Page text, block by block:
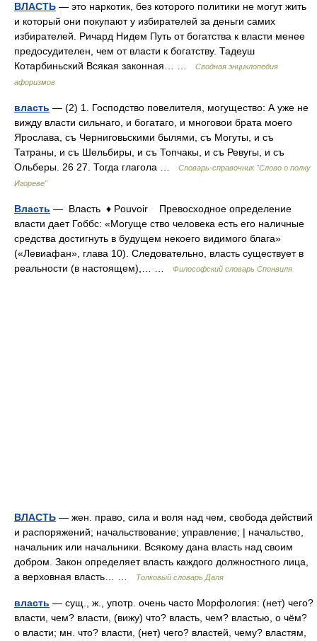
ВЛАСТЬ — это наркотик, без которого политики не могут жить
и который они покупают у избирателей за деньги самих
избирателей. Ричард Нидем Путь от богатства к власти менее
предосудителен, чем от власти к богатству. Тадеуш
Котарбиньский Всякая законная… …
Сводная энциклопедия
афоризмов
власть — (2) 1. Господство повелителя, могущество: А уже не
вижду власти сильнаго, и богатаго, и многовои брата моего
Ярослава, съ Черниговьскими былями, съ Могуты, и съ
Татраны, и съ Шельбиры, и съ Топчакы, и съ Ревугы, и съ
Ольберы. 26 27. Тогда глагола …
Словарь-справочник "Слово о полку
Игореве"
Власть — Власть ♦ Pouvoir Превосходное определение
власти дает Гоббс: «Могуще ство человека есть его наличные
средства достигнуть в будущем некоего видимого блага»
(«Левиафан», глава 10). Следовательно, власть существует в
реальности (в настоящем),… …
Философский словарь Спонвиля
ВЛАСТЬ — жен. право, сила и воля над чем, свобода действий
и распоряжений; начальствование; управление; | начальство,
начальник или начальники. Всякому дана власть над своим
добром. Закон определяет власть каждого должностного лица,
а верховная власть… …
Толковый словарь Даля
власть — сущ., ж., употр. очень часто Морфология: (нет) чего?
власти, чем? власти, (вижу) что? власть, чем? властью, о чём?
о власти; мн. что? власти, (нет) чего? властей, чему? властям,